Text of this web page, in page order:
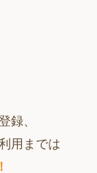
録、
用までは